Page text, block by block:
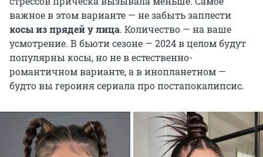
важное в этом варианте — не забыть заплести
косы из прядей у лица. Количество — на ваше
усмотрение. В бьюти сезоне — 2024 в целом будут
популярны косы, но не в естественно-
романтичном варианте, а в инопланетном —
будто вы героиня сериала про постапокалипсис.